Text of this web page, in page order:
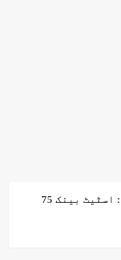
پاک چین سفارتی تعلقات کے 75 سال: اسٹیٹ بینک 75